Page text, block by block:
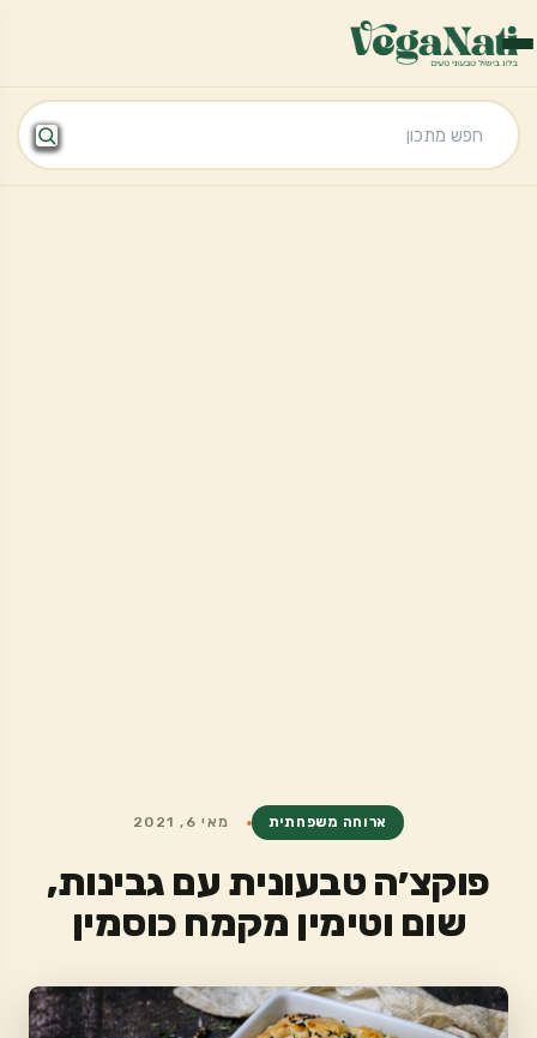
ארוחה משפחתית מאי 6, 2021
פוקצ׳ה טבעונית עם גבינות,
שום וטימין מקמח כוסמין